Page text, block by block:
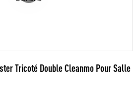
Tricoté Double Cleanmo Pour Salle